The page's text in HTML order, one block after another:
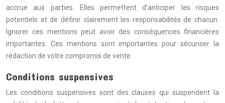
accrue aux parties. Elles permettent d’anticiper les risques
potentiels et de définir clairement les responsabilités de chacun.
Ignorer ces mentions peut avoir des conséquences financières
importantes. Ces mentions sont importantes pour sécuriser la
rédaction de votre compromis de vente.
Conditions suspensives
Les conditions suspensives sont des clauses qui suspendent la